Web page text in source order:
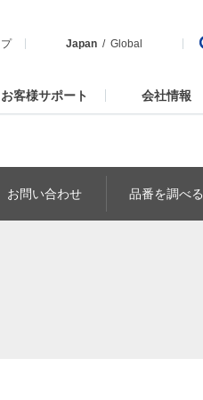
Japan Global
お客様サポート 会社情報
お問い合わせ 品番を調べる